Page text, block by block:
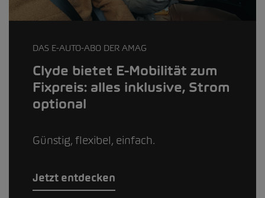
DAS E-AUTO-ABO DER AMAG
Clyde bietet E-Mobilität zum
Fixpreis: alles inklusive, Strom
optional
Günstig, flexibel, einfach.
Jetzt entdecken